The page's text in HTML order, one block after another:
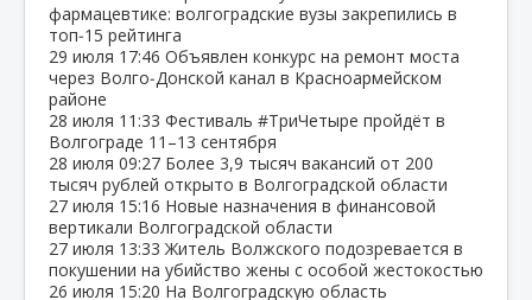
фармацевтике: волгоградские вузы закрепились в
топ‑15 рейтинга
29 июля 17:46 Объявлен конкурс на ремонт моста
через Волго‑Донской канал в Красноармейском
районе
28 июля 11:33 Фестиваль #ТриЧетыре пройдёт в
Волгограде 11–13 сентября
28 июля 09:27 Более 3,9 тысяч вакансий от 200
тысяч рублей открыто в Волгоградской области
27 июля 15:16 Новые назначения в финансовой
вертикали Волгоградской области
27 июля 13:33 Житель Волжского подозревается в
покушении на убийство жены с особой жестокостью
26 июля 15:20 На Волгоградскую область